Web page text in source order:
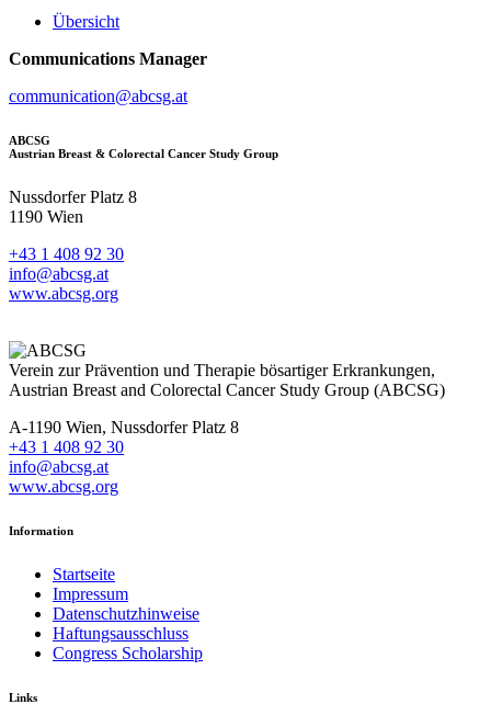
Übersicht
Communications Manager
communication@abcsg.at
ABCSG
Austrian Breast & Colorectal Cancer Study Group
Nussdorfer Platz 8
1190 Wien
+43 1 408 92 30
info@abcsg.at
www.abcsg.org
Verein zur Prävention und Therapie bösartiger Erkrankungen,
Austrian Breast and Colorectal Cancer Study Group (ABCSG)
A-1190 Wien, Nussdorfer Platz 8
+43 1 408 92 30
info@abcsg.at
www.abcsg.org
Information
Startseite
Impressum
Datenschutzhinweise
Haftungsausschluss
Congress Scholarship
Links